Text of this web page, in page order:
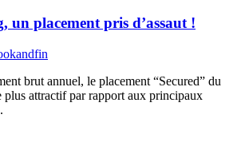
un placement pris d’assaut !
brut annuel, le placement “Secured” du
plus attractif par rapport aux principaux